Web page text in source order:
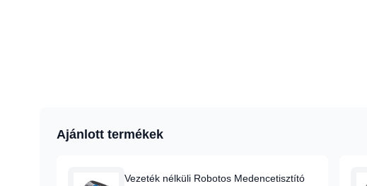
Ajánlott termékek
Vezeték nélküli Robotos Medencetisztító